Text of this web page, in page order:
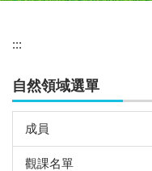
:::
自然領域選單
成員
觀課名單